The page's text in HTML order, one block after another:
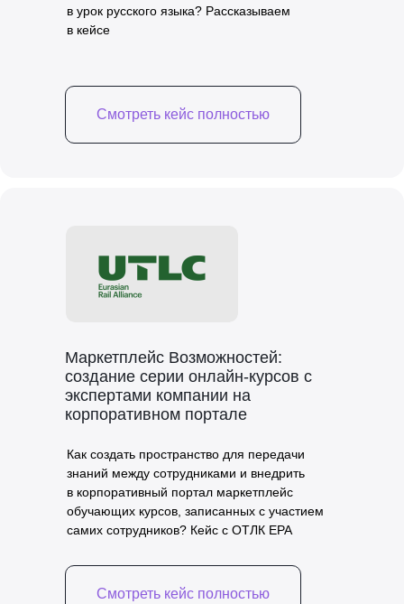
в урок русского языка? Рассказываем
в кейсе
Смотреть кейс полностью
Маркетплейс Возможностей:
создание серии онлайн-курсов с
экспертами компании на
корпоративном портале
Как создать пространство для передачи
знаний между сотрудниками и внедрить
в корпоративный портал маркетплейс
обучающих курсов, записанных с участием
самих сотрудников? Кейс с ОТЛК ЕРА
Смотреть кейс полностью